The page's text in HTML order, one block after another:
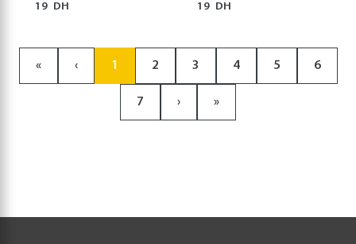
19 DH 19 DH
« ‹ 1 2 3 4 5 6
7 › »